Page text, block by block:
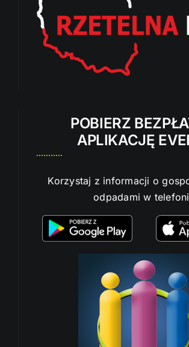
POBIERZ
APLIKACJĘ
Korzystaj z informacji o
odpadami w